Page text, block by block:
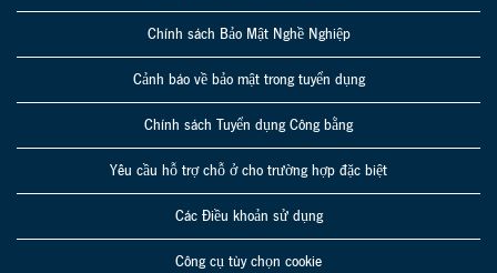
Chính sách Bảo Mật Nghề Nghiệp
Cảnh báo về bảo mật trong tuyển dụng
Chính sách Tuyển dụng Công bằng
Yêu cầu hỗ trợ chỗ ở cho trường hợp đặc biệt
Các Điều khoản sử dụng
Công cụ tùy chọn cookie